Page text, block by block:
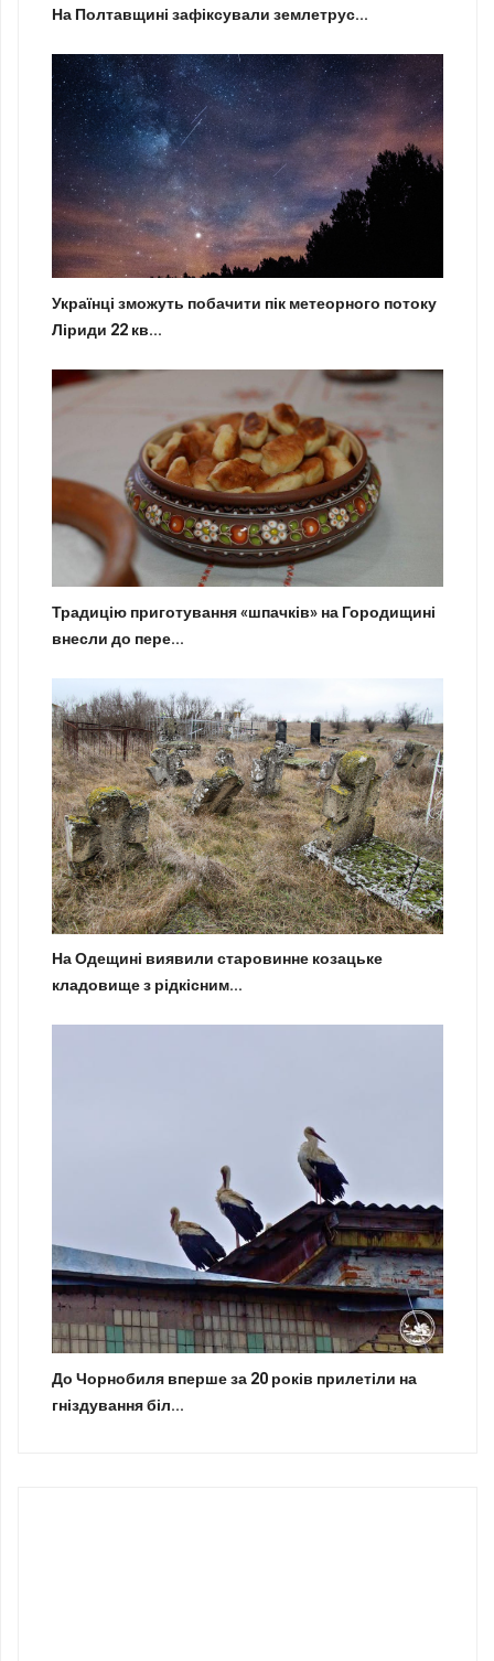
На Полтавщині зафіксували землетрус...
Українці зможуть побачити пік метеорного потоку
Ліриди 22 кв...
Традицію приготування «шпачків» на Городищині
внесли до пере...
На Одещині виявили старовинне козацьке
кладовище з рідкісним...
До Чорнобиля вперше за 20 років прилетіли на
гніздування біл...